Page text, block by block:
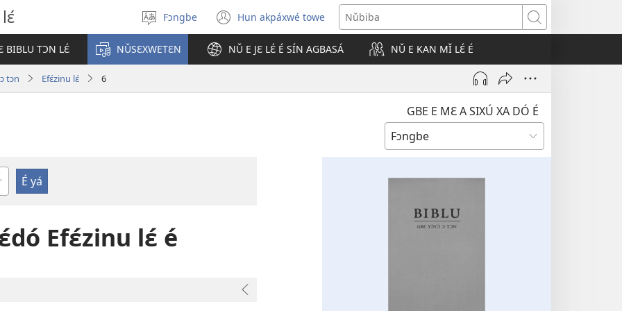
Sɔ́
gbe
ɖokpó
Fɔngbe Hun akpáxwé towe
(opens
new
window)
Nǔbiba
BIBLU TƆN LƐ́ NǓSƐXWETƐN NǓ E JƐ LƐ́ É SÍN AGBASÁ NǓ E KAN MǏ LƐ́ É
tɔn Efɛ́zinu lɛ́ 6
GBE E MƐ A SIXÚ XA DÓ É
Efɛ́zinu lɛ́ é